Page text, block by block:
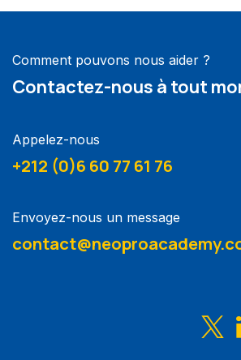
Comment pouvons nous aider ?
Contactez-nous à tout
Appelez-nous
+212 (0)6 60 77 61 76
Envoyez-nous un message